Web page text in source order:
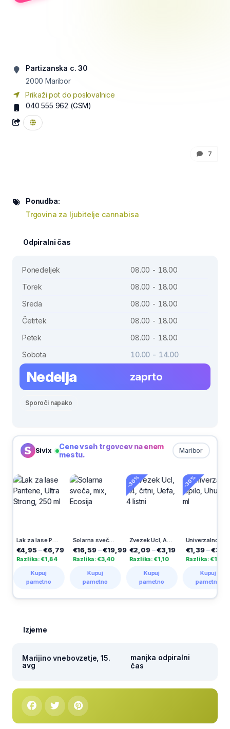
Partizanska c. 30
2000 Maribor
Prikaži pot do poslovalnice
040 555 962 (GSM)
7
Ponudba:
Trgovina za ljubitelje cannabisa
Odpiralni čas
Ponedeljek
08.00 - 18.00
Torek
08.00 - 18.00
Sreda
08.00 - 18.00
Četrtek
08.00 - 18.00
Petek
08.00 - 18.00
Sobota
10.00 - 14.00
Nedelja zaprto
Sporoči napako
Sivix Maribor
Cene vseh trgovcev na enem
mestu.
Lak za lase Pantene, Ultra Strong, 250 ml
€4,95 –€6,79
Razlika: €1,84
Kupuj
pametno
Solarna sveča, mix, Ecosija
€16,59 –€19,99
Razlika: €3,40
Kupuj
pametno
-30%
Zvezek Ucl, A4, črtni, Uefa, 4 listni
€2,09 –€3,19
Razlika: €1,10
Kupuj
pametno
-30%
Univerzalno lepilo, Uhu, 35 ml
€1,39 –€3,10
Razlika: €1,71
Kupuj
pametno
Izjeme
Marijino vnebovzetje, 15.
avg
manjka odpiralni
čas